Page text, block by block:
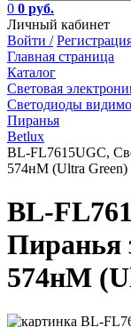
0 0 руб.
Личный кабинет
Войти /
Главная страница
Каталог
Световая
Светодиоды
Пиранья
Betlux
BL-FL7615UGC,
574нМ (Ultra Green)
BL-
Пиранья
574нМ